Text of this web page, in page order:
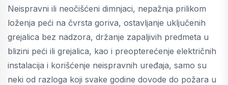
Neispravni ili neočišćeni dimnjaci, nepažnja prilikom
loženja peći na čvrsta goriva, ostavljanje uključenih
grejalica bez nadzora, držanje zapaljivih predmeta u
blizini peći ili grejalica, kao i preopterećenje električnih
instalacija i korišćenje neispravnih uređaja, samo su
neki od razloga koji svake godine dovode do požara u